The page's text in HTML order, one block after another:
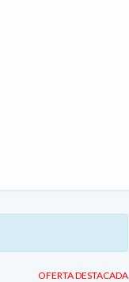
OFERTA DESTACADA